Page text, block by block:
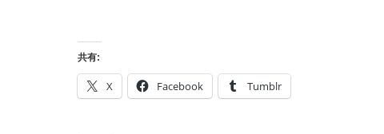
共有:
X Facebook Tumblr